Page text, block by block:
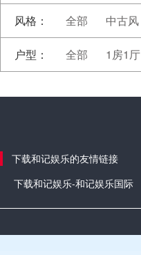
风格： 全部 中古风
户型： 全部 1房1厅
下载和记娱乐的友情链接
下载和记娱乐-和记娱乐国际